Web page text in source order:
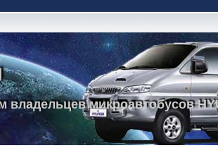
микроавтобусов